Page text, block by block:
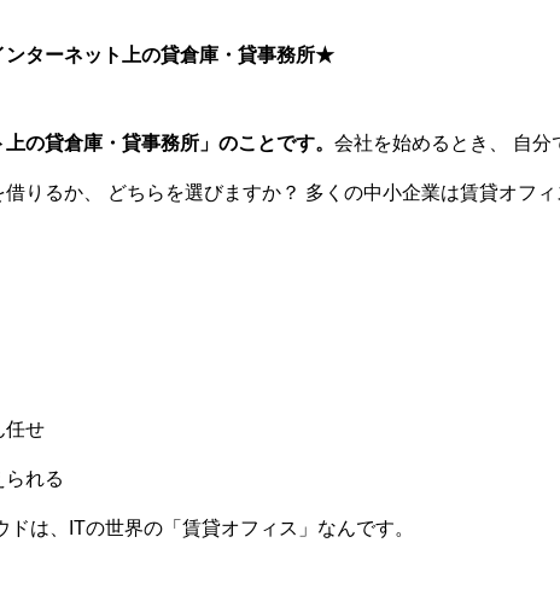
ターネット上の貸倉庫・貸事務所★
の貸倉庫・貸事務所」のことです。 会社を始めるとき、 自分
りるか、 どちらを選びますか？ 多くの中小企業は賃貸オフィ
せ
れる
は、ITの世界の「賃貸オフィス」なんです。